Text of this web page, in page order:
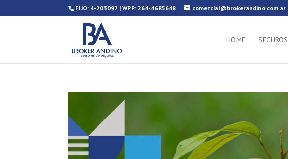
FIJO: 4-203092 | WPP: 264-4685648 comercial@brokerandino.com.ar
HOME SEGUROS